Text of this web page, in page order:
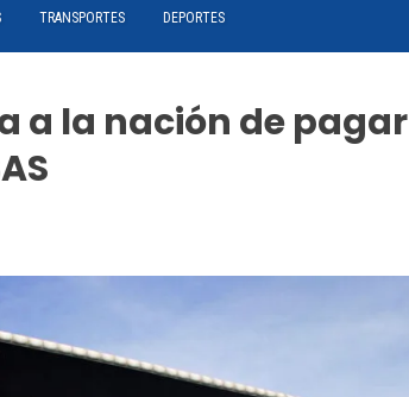
TRANSPORTES DEPORTES
a la nación de pagar